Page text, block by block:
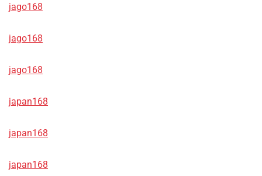
jago168
jago168
jago168
japan168
japan168
japan168